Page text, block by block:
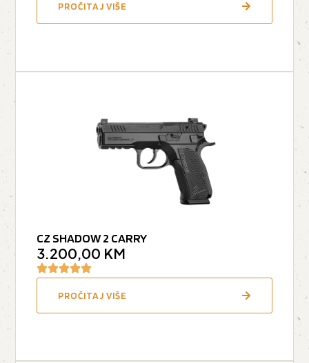
PROČITAJ VIŠE
CZ SHADOW 2 CARRY
3.200,00 KM
PROČITAJ VIŠE